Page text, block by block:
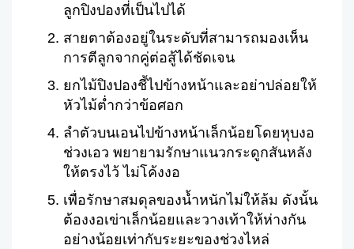
ลูกปิงปองที่เป็นไปได้
สายตาต้องอยู่ในระดับที่สามารถมองเห็น
การตีลูกจากคู่ต่อสู้ได้ชัดเจน
ยกไม้ปิงปองชี้ไปข้างหน้าและอย่าปล่อยให้
หัวไม้ต่ำกว่าข้อศอก
ลำตัวบนเอนไปข้างหน้าเล็กน้อยโดยหุบงอ
ช่วงเอว พยายามรักษาแนวกระดูกสันหลัง
ให้ตรงไว้ ไม่โค้งงอ
เพื่อรักษาสมดุลของน้ำหนักไม่ให้ล้ม ดังนั้น
ต้องงอเข่าเล็กน้อยและวางเท้าให้ห่างกัน
อย่างน้อยเท่ากับระยะของช่วงไหล่